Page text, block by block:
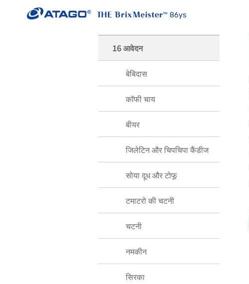
86ys
16 आवेदन
बेबिदास
कॉफी चाय
बीयर
जिलेटिन और चिपचिपा कैंडीज
सोया दूध और टोफू
टमाटरो की चटनी
चटनी
नमकीन
सिरका